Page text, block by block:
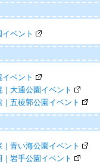
イベント
イベント
｜大通公園イベント
｜五稜郭公園イベント
｜青い海公園イベント
｜岩手公園イベント